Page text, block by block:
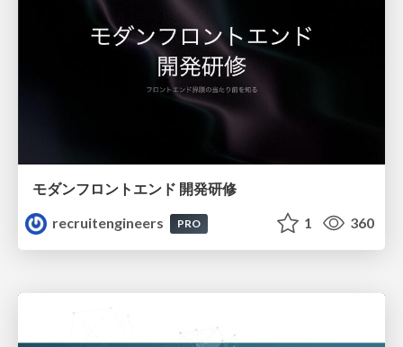
モダンフロントエンド 開発研修
recruitengineers
PRO 1 360